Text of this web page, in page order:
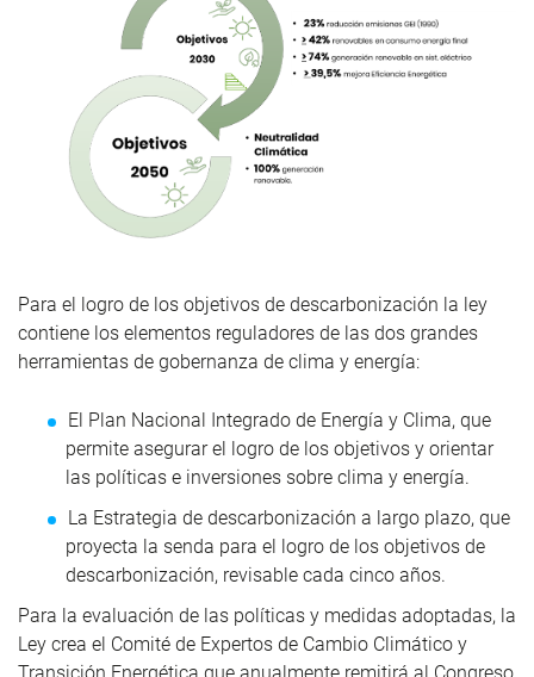
Para el logro de los objetivos de descarbonización la ley
contiene los elementos reguladores de las dos grandes
herramientas de gobernanza de clima y energía:
El Plan Nacional Integrado de Energía y Clima, que
permite asegurar el logro de los objetivos y orientar
las políticas e inversiones sobre clima y energía.
La Estrategia de descarbonización a largo plazo, que
proyecta la senda para el logro de los objetivos de
descarbonización, revisable cada cinco años.
Para la evaluación de las políticas y medidas adoptadas, la
Ley crea el Comité de Expertos de Cambio Climático y